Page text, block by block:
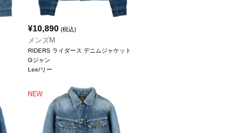
¥10,890 (税込)
メンズM
RIDERS ライダース デニムジャケット
Gジャン
Lee/リー